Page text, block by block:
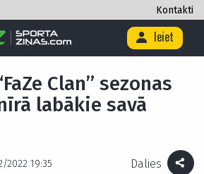
Kontakti
Ieiet
un “FaZe Clan” sezonas pirmajā turnīrā
Clan” sezonas
labākie savā
2022 19:35 Dalies